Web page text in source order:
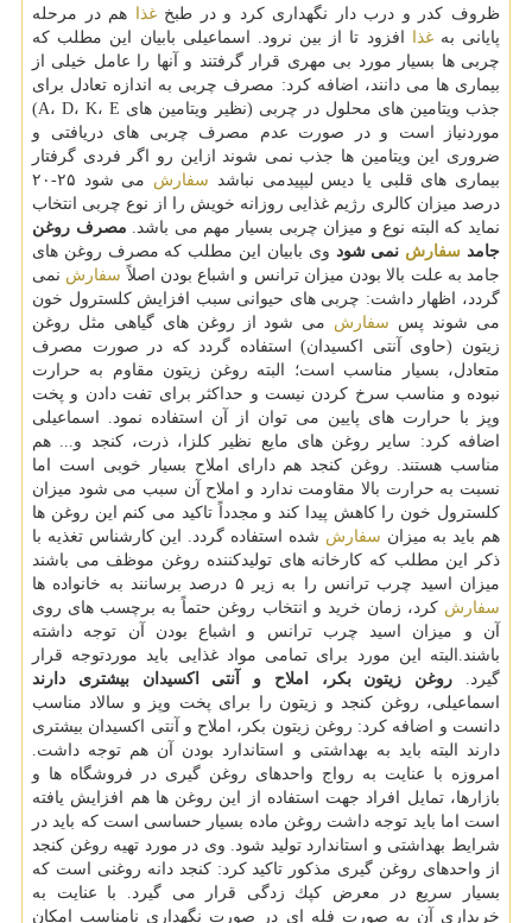
ظروف كدر و درب دار نگهداری كرد و در طبخغذا
هم در مرحله
پایانی بهغذا
افزود تا از بین نرود. اسماعیلی بابیان این مطلب كه
چربی ها بسیار مورد بی مهری قرار گرفتند و آنها را عامل خیلی از
بیماری ها می دانند، اضافه كرد: مصرف چربی به اندازه تعادل برای
جذب ویتامین های محلول در چربی (نظیر ویتامین های A، D، K، E)
موردنیاز است و در صورت عدم مصرف چربی های دریافتی و
ضروری این ویتامین ها جذب نمی شوند ازاین رو اگر فردی گرفتار
بیماری های قلبی یا دیس لیپیدمی نباشد سفارش
می شود ۲۵-۲۰
درصد میزان كالری رژیم غذایی روزانه خویش را از نوع چربی انتخاب
نماید كه البته نوع و میزان چربی بسیار مهم می باشد. مصرف روغن
جامد سفارش نمی شود وی بابیان این مطلب كه مصرف روغن های
جامد به علت بالا بودن میزان ترانس و اشباع بودن اصلاً سفارش نمی
گردد، اظهار داشت: چربی های حیوانی سبب افزایش كلسترول خون
می شوند پس سفارش می شود از روغن های گیاهی مثل روغن
زیتون (حاوی آنتی اكسیدان) استفاده گردد كه در صورت مصرف
متعادل، بسیار مناسب است؛ البته روغن زیتون مقاوم به حرارت
نبوده و مناسب سرخ كردن نیست و حداكثر برای تفت دادن و پخت
وپز با حرارت های پایین می توان از آن استفاده نمود. اسماعیلی
اضافه كرد: سایر روغن های مایع نظیر كلزا، ذرت، كنجد و... هم
مناسب هستند. روغن كنجد هم دارای املاح بسیار خوبی است اما
نسبت به حرارت بالا مقاومت ندارد و املاح آن سبب می شود میزان
كلسترول خون را كاهش پیدا كند و مجدداً تاكید می كنم این روغن ها
هم باید به میزان سفارش شده استفاده گردد. این كارشناس تغذیه با
ذكر این مطلب كه كارخانه های تولیدكننده روغن موظف می باشند
میزان اسید چرب ترانس را به زیر ۵ درصد برسانند به خانواده ها
سفارش كرد، زمان خرید و انتخاب روغن حتماً به برچسب های روی
آن و میزان اسید چرب ترانس و اشباع بودن آن توجه داشته
باشند.البته این مورد برای تمامی مواد غذایی باید موردتوجه قرار
گیرد. روغن زیتون بكر، املاح و آنتی اكسیدان بیشتری دارند
اسماعیلی، روغن كنجد و زیتون را برای پخت وپز و سالاد مناسب
دانست و اضافه كرد: روغن زیتون بكر، املاح و آنتی اكسیدان بیشتری
دارند البته باید به بهداشتی و استاندارد بودن آن هم توجه داشت.
امروزه با عنایت به رواج واحدهای روغن گیری در فروشگاه ها و
بازارها، تمایل افراد جهت استفاده از این روغن ها هم افزایش یافته
است اما باید توجه داشت روغن ماده بسیار حساسی است كه باید در
شرایط بهداشتی و استاندارد تولید شود. وی در مورد تهیه روغن كنجد
از واحدهای روغن گیری مذكور تاكید كرد: كنجد دانه روغنی است كه
بسیار سریع در معرض كپك زدگی قرار می گیرد. با عنایت به
خریداری آن به صورت فله ای در صورت نگهداری نامناسب امكان